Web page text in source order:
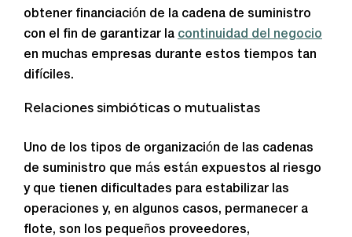
obtener financiación de la cadena de suministro
con el fin de garantizar la continuidad del negocio
en muchas empresas durante estos tiempos tan
difíciles.
Relaciones simbióticas o mutualistas
Uno de los tipos de organización de las cadenas
de suministro que más están expuestos al riesgo
y que tienen dificultades para estabilizar las
operaciones y, en algunos casos, permanecer a
flote, son los pequeños proveedores,